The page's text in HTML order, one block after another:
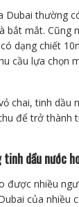
Dubai thường
bắt mắt. Cũng
dạng chiết
cầu lựa chọn
chai, tinh dầu
để trở thành
dầu nước
được nhiều
của nhiều